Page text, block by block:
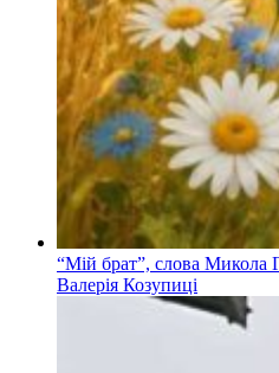
“Мій брат”, слова Микола
Валерія Козупиці